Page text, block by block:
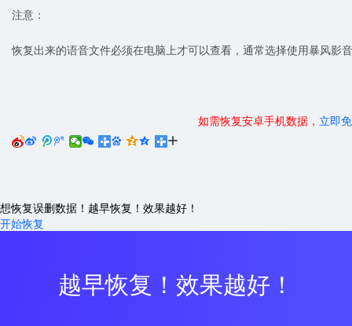
注意：
恢复出来的语音文件必须在电脑上才可以查看，通常选择使用暴风影
如需恢复安卓手机数据， 立即
     
想恢复误删数据！越早恢复！效果越好！
开始恢复
越早恢复！效果越好！